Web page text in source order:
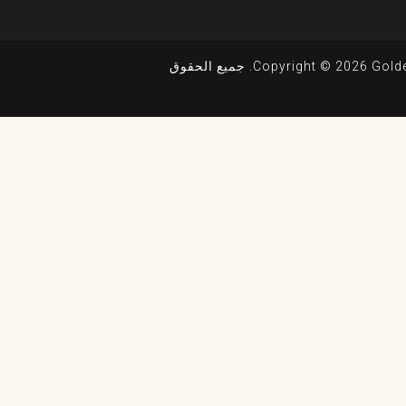
Copyright © 2026 Golden Tower Hotel. جميع الحقوق